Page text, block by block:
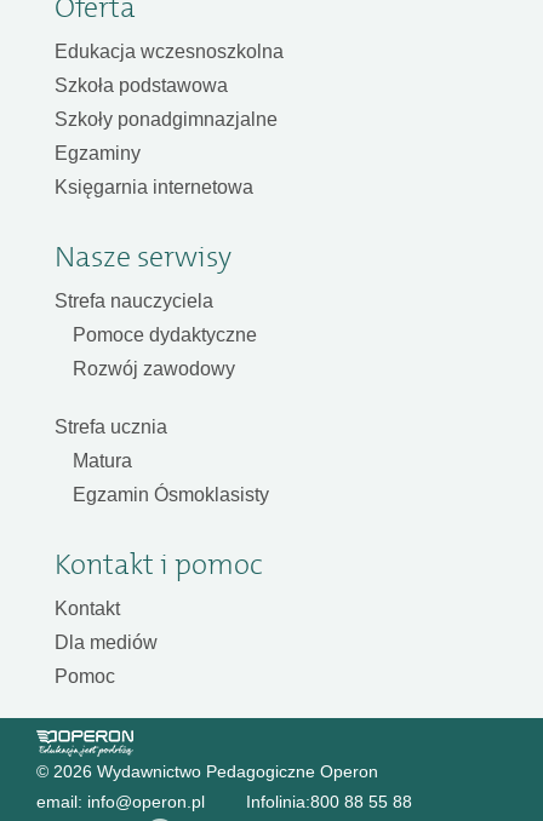
Edukacja wczesnoszkolna
Szkoła podstawowa
Szkoły ponadgimnazjalne
Egzaminy
Księgarnia internetowa
Nasze serwisy
Strefa nauczyciela
Pomoce dydaktyczne
Rozwój zawodowy
Strefa ucznia
Matura
Egzamin Ósmoklasisty
Kontakt i pomoc
Kontakt
Dla mediów
Pomoc
© 2026 Wydawnictwo Pedagogiczne Operon
email: info@operon.pl Infolinia:800 88 55 88